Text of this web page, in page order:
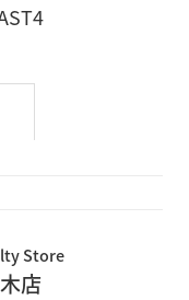
Store
店